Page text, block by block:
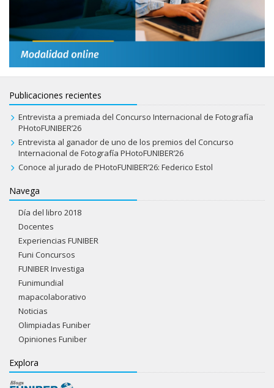
Publicaciones recientes
Entrevista a premiada del Concurso Internacional de Fotografía
PHotoFUNIBER’26
Entrevista al ganador de uno de los premios del Concurso
Internacional de Fotografía PHotoFUNIBER’26
Conoce al jurado de PHotoFUNIBER’26: Federico Estol
Navega
Día del libro 2018
Docentes
Experiencias FUNIBER
Funi Concursos
FUNIBER Investiga
Funimundial
mapacolaborativo
Noticias
Olimpiadas Funiber
Opiniones Funiber
Explora